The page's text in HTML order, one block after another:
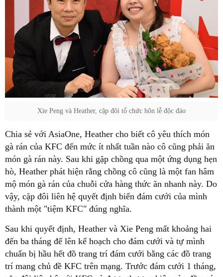
Xie Peng và Heather, cặp đôi tổ chức hôn lễ độc đáo
Chia sẻ với AsiaOne, Heather cho biết cô yêu thích món
gà rán của KFC đến mức ít nhất tuần nào cô cũng phải ăn
món gà rán này. Sau khi gặp chồng qua một ứng dụng hẹn
hò, Heather phát hiện rằng chồng cô cũng là một fan hâm
mộ món gà rán của chuỗi cửa hàng thức ăn nhanh này. Do
vậy, cặp đôi liên hệ quyết định biến đám cưới của mình
thành một "tiệm KFC" đúng nghĩa.
Sau khi quyết định, Heather và Xie Peng mất khoảng hai
đến ba tháng để lên kế hoạch cho đám cưới và tự mình
chuẩn bị hầu hết đồ trang trí đám cưới bằng các đồ trang
trí mang chủ đề KFC trên mạng. Trước đám cưới 1 tháng,